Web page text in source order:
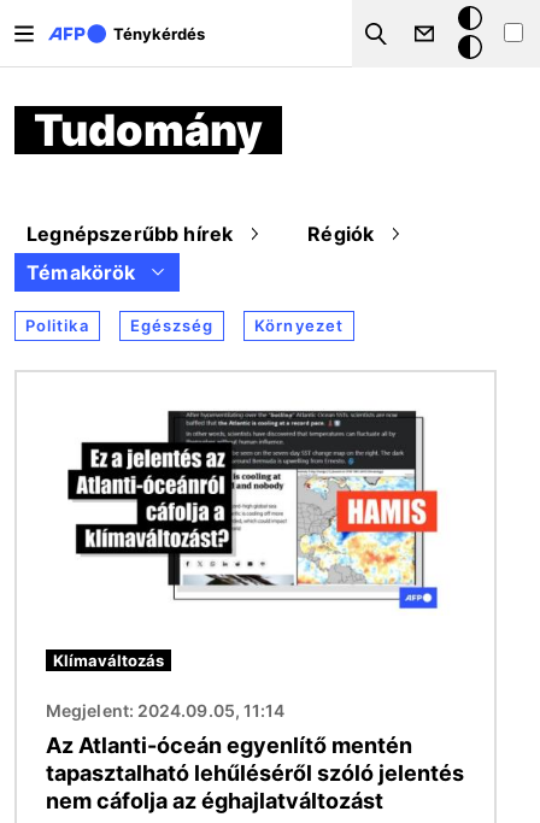
Ténykérdés
Search
Sötét
mód
Tudomány
Legnépszerűbb hírek
Régiók
Témakörök
Politika Egészség Környezet
Klímaváltozás
Megjelent: 2024.09.05, 11:14
Az Atlanti-óceán egyenlítő mentén
tapasztalható lehűléséről szóló jelentés
nem cáfolja az éghajlatváltozást